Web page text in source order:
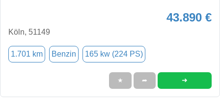
43.890 €
Köln, 51149
1.701 km Benzin 165 kw (224 PS)
★ ➦ ➜